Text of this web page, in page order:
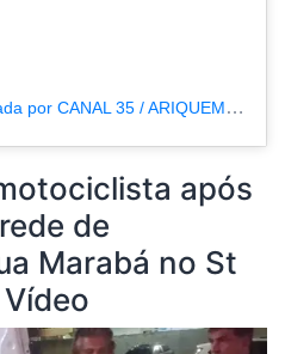
Uma publicação compartilhada por CANAL 35 / ARIQUEMES190 (@tvpcanal35)
após
de
Marabá no St